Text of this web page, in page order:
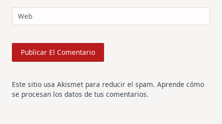
Web
Este sitio usa Akismet para reducir el spam. Aprende cómo
se procesan los datos de tus comentarios.